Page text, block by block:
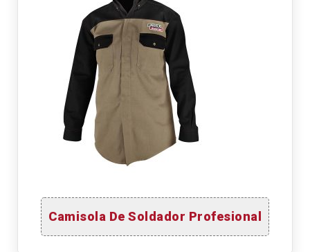
Camisola De Soldador Profesional